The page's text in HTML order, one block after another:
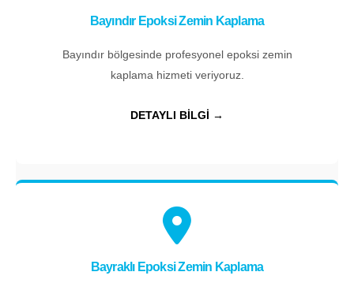
Bayındır Epoksi Zemin Kaplama
Bayındır bölgesinde profesyonel epoksi zemin
kaplama hizmeti veriyoruz.
DETAYLI BİLGİ →
Bayraklı Epoksi Zemin Kaplama